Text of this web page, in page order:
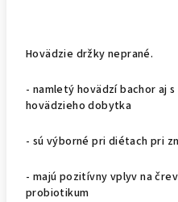
Hovädzie držky neprané.
- namletý hovädzí bachor aj
hovädzieho dobytka
- sú výborné pri diétach pri
- majú pozitívny vplyv na
probiotikum